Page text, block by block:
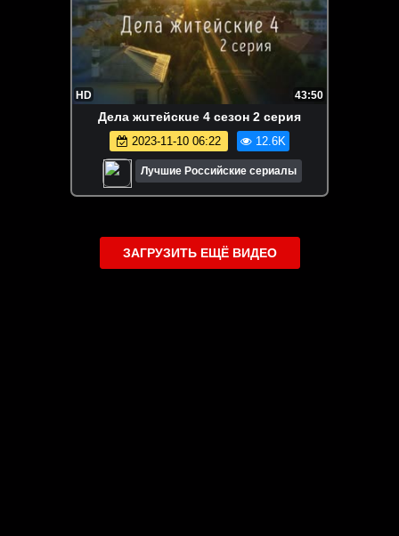
HD 43:50
Дeлa жuтейскue 4 сезон 2 серия
2023-11-10 06:22 12.6K
Лучшие Российские сериалы
ЗАГРУЗИТЬ ЕЩЁ ВИДЕО